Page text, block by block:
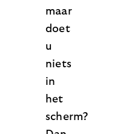
maar
doet
u
niets
in
het
scherm?